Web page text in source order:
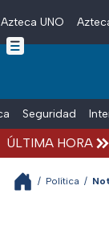
Skip to main
Azteca UNO
Seguridad
ÚLTIMA HORA
/ Política /